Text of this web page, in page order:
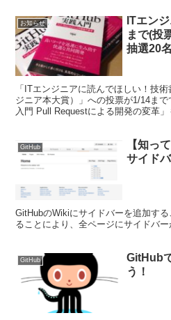
お知らせ
ITエン
まで(投
抽選20
「ITエンジニアに読んでほしい！技
ジニア本大賞）」への投票が1/14ま
入門 Pull Requestによる開発の変革
GitHub
【知っ
サイド
GitHubのWikiにサイドバーを追加す
ることにより、全ページにサイドバー
GitHub
GitHub
う！